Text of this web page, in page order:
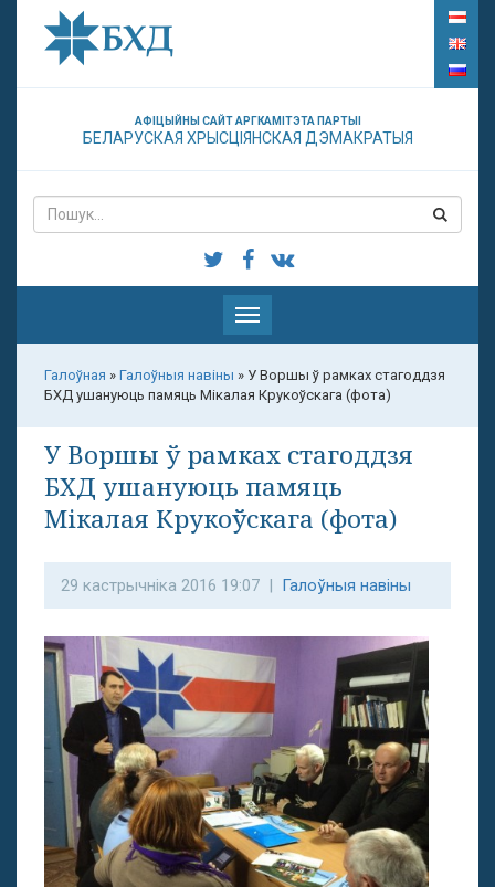
АФІЦЫЙНЫ САЙТ АРГКАМІТЭТА ПАРТЫІ
БЕЛАРУСКАЯ ХРЫСЦІЯНСКАЯ ДЭМАКРАТЫЯ
Паказаць
меню
Галоўная » Галоўныя навіны » У Воршы ў рамках стагоддзя
БХД ушануюць памяць Мікалая Крукоўскага (фота)
У Воршы ў рамках стагоддзя
БХД ушануюць памяць
Мікалая Крукоўскага (фота)
29 кастрычніка 2016 19:07 | Галоўныя навіны